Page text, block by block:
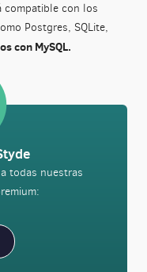
compatible con los
Postgres, SQLite,
con MySQL.
todas nuestras